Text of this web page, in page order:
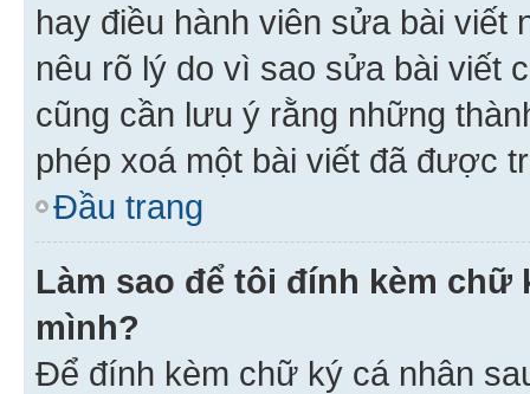
hay điều hành viên sửa bài viết
nêu rõ lý do vì sao sửa bài viết
cũng cần lưu ý rằng những
phép xoá một bài viết đã được
Đầu trang
Làm sao để tôi đính kèm chữ
mình?
Để đính kèm chữ ký cá nhân